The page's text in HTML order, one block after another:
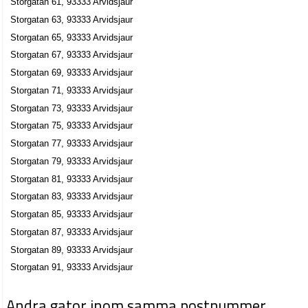
Storgatan 32, 93333 Arvidsjaur
Christer Berglunds Taxi AB
Krister Alvar Berglund
0960-17340
Lidström Maskin o Försäljning
Helen Charlott Lidström
Storgatan 38, 93333 Arvidsjaur
L.G. Miljö & Byggkonsult AB
Leif Georg Gustafsson
Storgatan 39, 93333 Arvidsjaur
Nils-Åke Viktor Asplund
0960-15761
Storgatan 4 Lgh 1304, 93331 Arvidsjaur
Storgatan 63, 93333 Arvidsjaur
Storgatan 65, 93333 Arvidsjaur
Storgatan 67, 93333 Arvidsjaur
Storgatan 69, 93333 Arvidsjaur
Storgatan 71, 93333 Arvidsjaur
Storgatan 73, 93333 Arvidsjaur
Storgatan 75, 93333 Arvidsjaur
Storgatan 77, 93333 Arvidsjaur
Storgatan 79, 93333 Arvidsjaur
Storgatan 81, 93333 Arvidsjaur
Storgatan 83, 93333 Arvidsjaur
Storgatan 85, 93333 Arvidsjaur
Storgatan 87, 93333 Arvidsjaur
Storgatan 89, 93333 Arvidsjaur
Storgatan 91, 93333 Arvidsjaur